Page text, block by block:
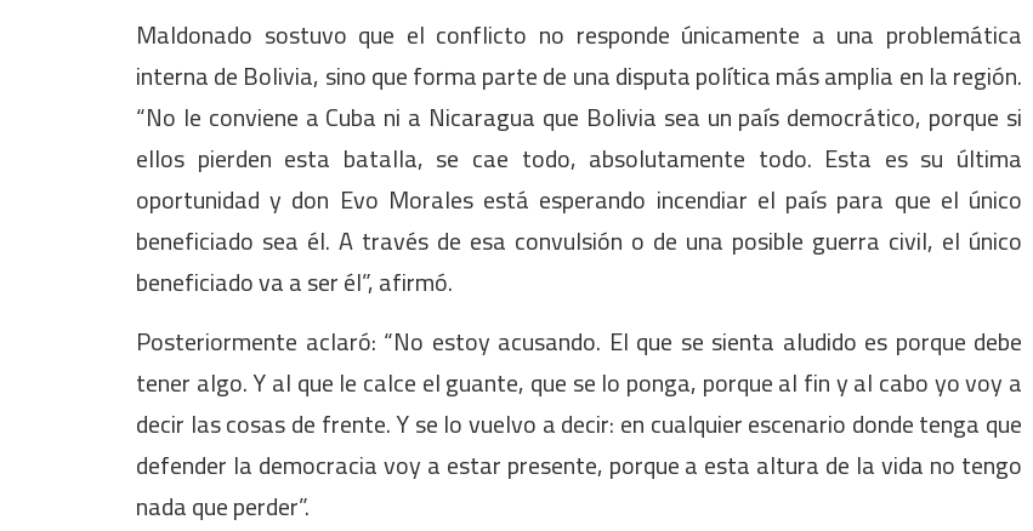
Maldonado sostuvo que el conflicto no responde únicamente a una problemática
interna de Bolivia, sino que forma parte de una disputa política más amplia en la región.
“No le conviene a Cuba ni a Nicaragua que Bolivia sea un país democrático, porque si
ellos pierden esta batalla, se cae todo, absolutamente todo. Esta es su última
oportunidad y don Evo Morales está esperando incendiar el país para que el único
beneficiado sea él. A través de esa convulsión o de una posible guerra civil, el único
beneficiado va a ser él”, afirmó.
Posteriormente aclaró: “No estoy acusando. El que se sienta aludido es porque debe
tener algo. Y al que le calce el guante, que se lo ponga, porque al fin y al cabo yo voy a
decir las cosas de frente. Y se lo vuelvo a decir: en cualquier escenario donde tenga que
defender la democracia voy a estar presente, porque a esta altura de la vida no tengo
nada que perder”.